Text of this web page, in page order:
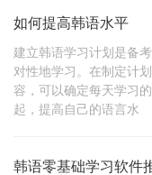
如何提高韩语水平
建立韩语学习计划是备
对性地学习。在制定计
容，可以确定每天学习
起，提高自己的语言水
韩语零基础学习软件